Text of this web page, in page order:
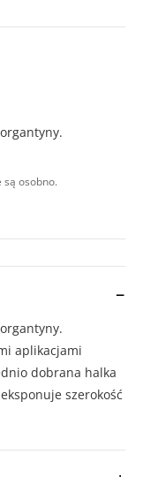
są osobno.
aplikacjami
dobrana halka
szerokość